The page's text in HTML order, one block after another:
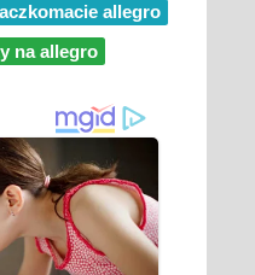
allegro
na allegro